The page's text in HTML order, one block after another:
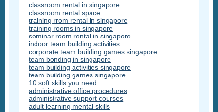
classroom rental in singapore
classroom rental space
training rrom rental in singapore
training rooms in singapore
seminar room rental in singapore
indoor team building activities
corporate team building games singapore
team bonding in singapore
team building activities singapore
team building games singapore
10 soft skills you need
administrative office procedures
administrative support courses
adult learning mental skills